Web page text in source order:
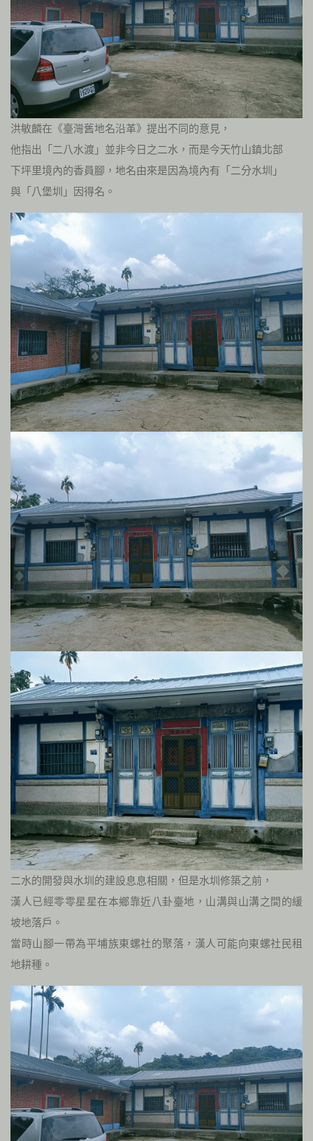
洪敏麟在《臺灣舊地名沿革》提出不同的意見，
他指出「二八水渡」並非今日之二水，而是今天竹山鎮北部
下坪里境內的香員腳，地名由來是因為境內有「二分水圳」
與「八堡圳」因得名。
二水的開發與水圳的建設息息相關，但是水圳修築之前，
漢人已經零零星星在本鄉靠近八卦臺地，山溝與山溝之間的緩
坡地落戶。
當時山腳一帶為平埔族東螺社的聚落，漢人可能向東螺社民租
地耕種。